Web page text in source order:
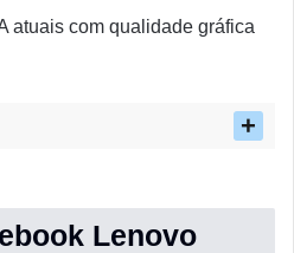
atuais com qualidade gráfica
Lenovo